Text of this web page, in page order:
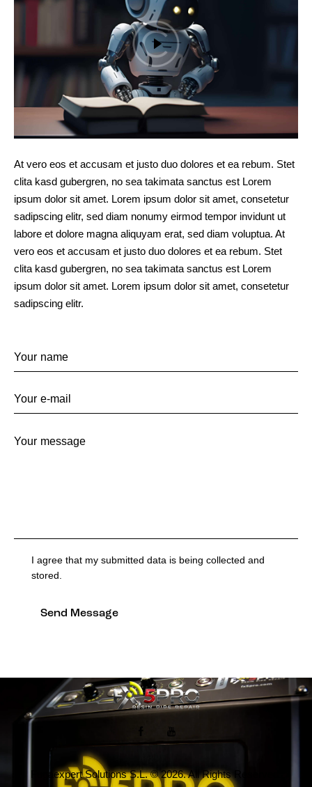
At vero eos et accusam et justo duo dolores et ea rebum. Stet
clita kasd gubergren, no sea takimata sanctus est Lorem
ipsum dolor sit amet. Lorem ipsum dolor sit amet, consetetur
sadipscing elitr, sed diam nonumy eirmod tempor invidunt ut
labore et dolore magna aliquyam erat, sed diam voluptua. At
vero eos et accusam et justo duo dolores et ea rebum. Stet
clita kasd gubergren, no sea takimata sanctus est Lorem
ipsum dolor sit amet. Lorem ipsum dolor sit amet, consetetur
sadipscing elitr.
I agree that my submitted data is being collected and
stored.
Send Message
Fugaexpert Solutions S.L. © 2026. All Rights Reserved.